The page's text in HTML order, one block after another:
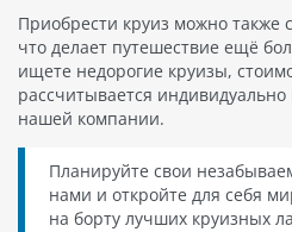
Приобрести круиз можно также
что делает путешествие ещё
ищете недорогие круизы,
рассчитывается
нашей компании.
Планируйте свои
нами и откройте для себя
на борту лучших круизных